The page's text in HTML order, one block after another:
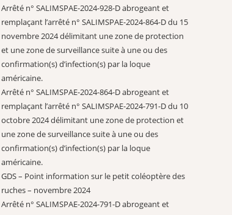
Arrêté n° SALIMSPAE-2024-928-D abrogeant et
remplaçant l’arrêté n° SALIMSPAE-2024-864-D du 15
novembre 2024 délimitant une zone de protection
et une zone de surveillance suite à une ou des
confirmation(s) d’infection(s) par la loque
américaine.
Arrêté n° SALIMSPAE-2024-864-D abrogeant et
remplaçant l’arrêté n° SALIMSPAE-2024-791-D du 10
octobre 2024 délimitant une zone de protection et
une zone de surveillance suite à une ou des
confirmation(s) d’infection(s) par la loque
américaine.
GDS – Point information sur le petit coléoptère des
ruches – novembre 2024
Arrêté n° SALIMSPAE-2024-791-D abrogeant et